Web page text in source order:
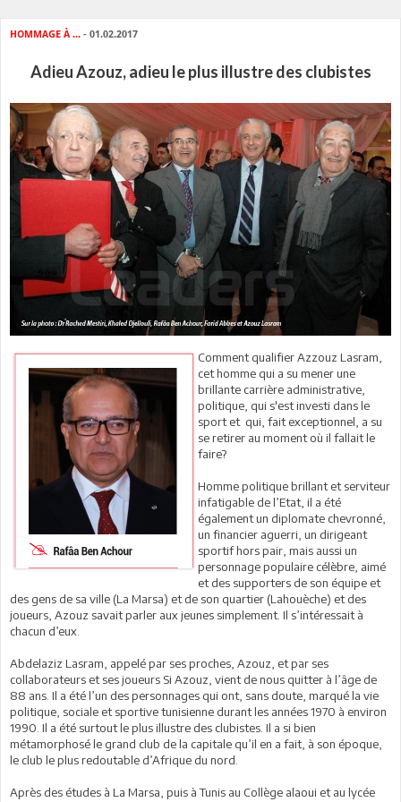
HOMMAGE À ... - 01.02.2017
Adieu Azouz, adieu le plus illustre des clubistes
Comment qualifier Azzouz Lasram,
cet homme qui a su mener une
brillante carrière administrative,
politique, qui s'est investi dans le
sport et qui, fait exceptionnel, a su
se retirer au moment où il fallait le
faire?
Homme politique brillant et serviteur
infatigable de l’Etat, il a été
également un diplomate chevronné,
un financier aguerri, un dirigeant
sportif hors pair, mais aussi un
personnage populaire célèbre, aimé
et des supporters de son équipe et
des gens de sa ville (La Marsa) et de son quartier (Lahouèche) et des
joueurs, Azouz savait parler aux jeunes simplement. Il s’intéressait à
chacun d’eux.
Abdelaziz Lasram, appelé par ses proches, Azouz, et par ses
collaborateurs et ses joueurs Si Azouz, vient de nous quitter à l’âge de
88 ans. Il a été l’un des personnages qui ont, sans doute, marqué la vie
politique, sociale et sportive tunisienne durant les années 1970 à environ
1990. Il a été surtout le plus illustre des clubistes. Il a si bien
métamorphosé le grand club de la capitale qu’il en a fait, à son époque,
le club le plus redoutable d’Afrique du nord.
Après des études à La Marsa, puis à Tunis au Collège alaoui et au lycée